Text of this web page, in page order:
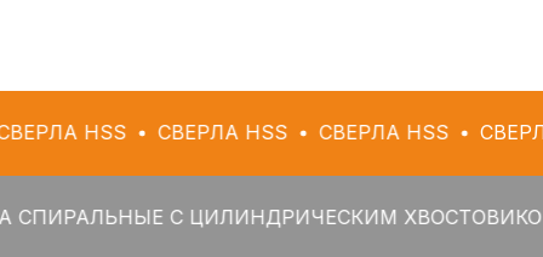
СВЕРЛА HSS СВЕРЛА HSS СВЕРЛА HSS
С ЦИЛИНДРИЧЕСКИМ ХВОСТОВИКОМ